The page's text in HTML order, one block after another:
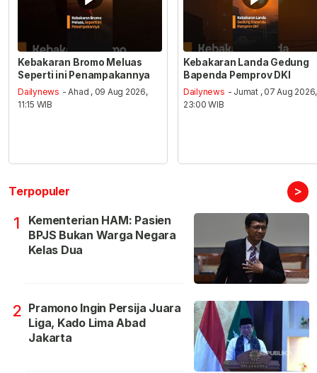
Kebakaran Bromo Meluas
Seperti ini Penampakannya
Dailynews - Ahad , 09 Aug 2026,
11:15 WIB
Kebakaran Landa Gedung
Bapenda Pemprov DKI
Dailynews - Jumat , 07 Aug 2026,
23:00 WIB
Terpopuler >
1
Kementerian HAM: Pasien
BPJS Bukan Warga Negara
Kelas Dua
2 Pramono Ingin Persija Juara
Liga, Kado Lima Abad
Jakarta